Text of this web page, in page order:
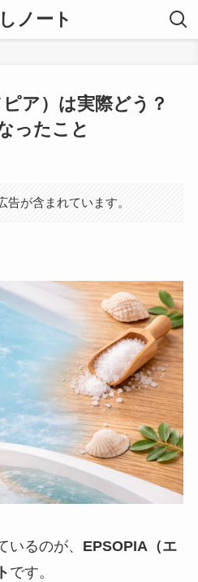
ノート
ア）は実際どう？
ったこと
告が含まれています。
るのが、 EPSOPIA（エ
です。